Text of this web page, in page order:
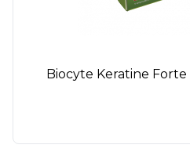
Biocyte Keratine